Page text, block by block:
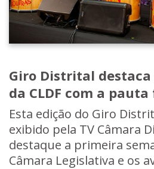
Giro Distrital
da CLDF com a
Esta edição do Giro
exibido pela TV Câmara
destaque a primeira
Câmara Legislativa e os